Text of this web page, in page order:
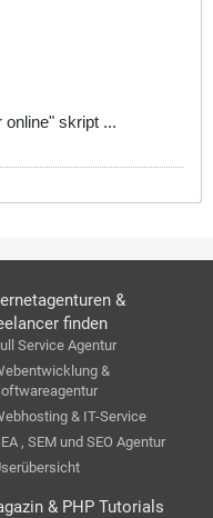
skript ...
&
finden
Service Agentur
&
& IT-Service
, SEM und SEO Agentur
& PHP Tutorials